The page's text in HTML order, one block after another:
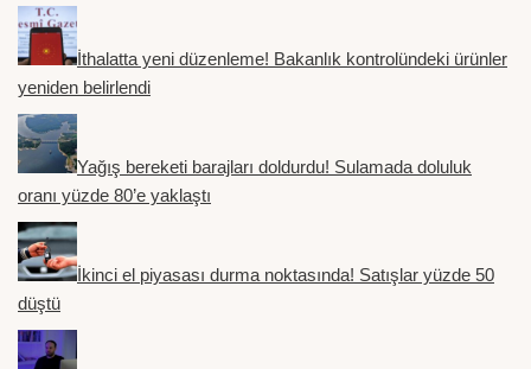
İthalatta yeni düzenleme! Bakanlık kontrolündeki ürünler
yeniden belirlendi
Yağış bereketi barajları doldurdu! Sulamada doluluk
oranı yüzde 80’e yaklaştı
İkinci el piyasası durma noktasında! Satışlar yüzde 50
düştü